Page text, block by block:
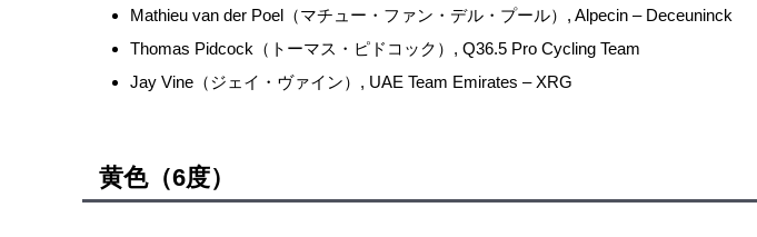
Mathieu van der Poel（マチュー・ファン・デル・プール）, Alpecin – Deceuninck
Thomas Pidcock（トーマス・ピドコック）, Q36.5 Pro Cycling Team
Jay Vine（ジェイ・ヴァイン）, UAE Team Emirates – XRG
黄色（6度）